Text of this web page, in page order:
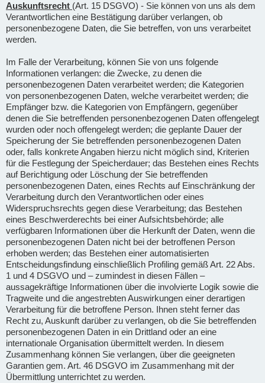
Auskunftsrecht (Art. 15 DSGVO) - Sie können von uns als dem
Verantwortlichen eine Bestätigung darüber verlangen, ob
personenbezogene Daten, die Sie betreffen, von uns verarbeitet
werden.
Im Falle der Verarbeitung, können Sie von uns folgende
Informationen verlangen: die Zwecke, zu denen die
personenbezogenen Daten verarbeitet werden; die Kategorien
von personenbezogenen Daten, welche verarbeitet werden; die
Empfänger bzw. die Kategorien von Empfängern, gegenüber
denen die Sie betreffenden personenbezogenen Daten offengelegt
wurden oder noch offengelegt werden; die geplante Dauer der
Speicherung der Sie betreffenden personenbezogenen Daten
oder, falls konkrete Angaben hierzu nicht möglich sind, Kriterien
für die Festlegung der Speicherdauer; das Bestehen eines Rechts
auf Berichtigung oder Löschung der Sie betreffenden
personenbezogenen Daten, eines Rechts auf Einschränkung der
Verarbeitung durch den Verantwortlichen oder eines
Widerspruchsrechts gegen diese Verarbeitung; das Bestehen
eines Beschwerderechts bei einer Aufsichtsbehörde; alle
verfügbaren Informationen über die Herkunft der Daten, wenn die
personenbezogenen Daten nicht bei der betroffenen Person
erhoben werden; das Bestehen einer automatisierten
Entscheidungsfindung einschließlich Profiling gemäß Art. 22 Abs.
1 und 4 DSGVO und – zumindest in diesen Fällen –
aussagekräftige Informationen über die involvierte Logik sowie die
Tragweite und die angestrebten Auswirkungen einer derartigen
Verarbeitung für die betroffene Person. Ihnen steht ferner das
Recht zu, Auskunft darüber zu verlangen, ob die Sie betreffenden
personenbezogenen Daten in ein Drittland oder an eine
internationale Organisation übermittelt werden. In diesem
Zusammenhang können Sie verlangen, über die geeigneten
Garantien gem. Art. 46 DSGVO im Zusammenhang mit der
Übermittlung unterrichtet zu werden.